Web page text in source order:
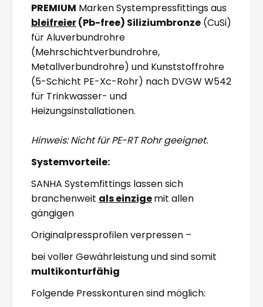
PREMIUM Marken Systempressfittings aus
bleifreier(Pb-free) Siliziumbronze (CuSi)
für Aluverbundrohre
(Mehrschichtverbundrohre,
Metallverbundrohre) und Kunststoffrohre
(5-Schicht PE-Xc-Rohr) nach DVGW W542
für Trinkwasser- und
Heizungsinstallationen.
Hinweis: Nicht für PE-RT Rohr geeignet.
Systemvorteile:
SANHA Systemfittings lassen sich
branchenweit als einzigemit allen
gängigen
Originalpressprofilen verpressen –
bei voller Gewährleistung und sind somit
multikonturfähig
Folgende Presskonturen sind möglich: